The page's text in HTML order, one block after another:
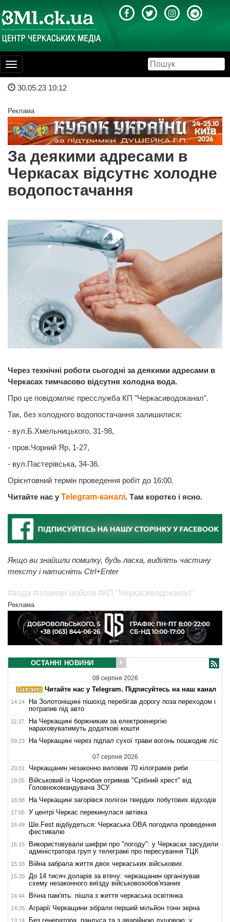
Toggle
navigation
30.05.23 10:12
Реклама
За деякими адресами в
Черкасах відсутнє холодне
водопостачання
Через технічні роботи сьогодні за деякими адресами в
Черкасах тимчасово відсутня холодна вода.
Про це повідомляє пресслужба КП "Черкасиводоканал".
Так, без холодного водопостачання залишилися:
- вул.Б.Хмельницького, 31-98,
- пров.Чорний Яр, 1-27,
- вул.Пастерівська, 34-36.
Орієнтовний термін проведення робіт до 16:00.
Читайте нас у Telegram-каналі. Там коротко і ясно.
Якщо ви знайшли помилку, будь ласка, виділіть частину
тексту і натисніть Ctrl+Enter
#вода #планові роботи #КП "Черкасиводоканал"
Реклама
ОСТАННІ НОВИНИ
08 серпня 2026
Читайте нас у Telegram. Підписуйтесь на наш канал
14:14
На Золотоніщині пішохід перебігав дорогу поза переходом і
потрапив під авто
11:37
На Черкащині боржникам за електроенергію
нараховуватимуть додаткові кошти
09:23 На Черкащині через підпал сухої трави вогонь пошкодив ліс
07 серпня 2026
20:01 Черкащанин незаконно виловив 70 кілограмів риби
19:05
Військовий із Чорнобая отримав "Срібний хрест" від
Головнокомандувача ЗСУ
18:08 На Черкащині загорівся полігон твердих побутових відходів
17:06 У центрі Черкас перекинулася автівка
16:49
Ше.Fest відбудеться: Черкаська ОВА погодила проведення
фестивалю
16:15
Використовували шифри про "погоду": у Черкасах засудили
адміністратора груп у телеграмі про пересування ТЦК
15:33 Війна забрала життя двох черкаських військових
15:20
До 14 тисяч доларів за втечу: черкащанин організував
схему незаконного виїзду військовозобов'язаних
14:44 Вічна пам'ять: пішла з життя черкаська освітянка
14:26 Аграрії Черкащини зібрали перший мільйон тонн зерна
13:14 Без генератора, пандуса та з аварійною душовою: у